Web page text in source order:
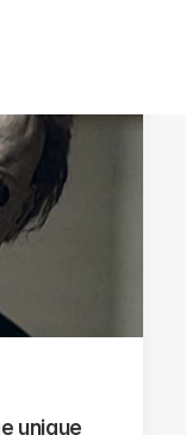
unique